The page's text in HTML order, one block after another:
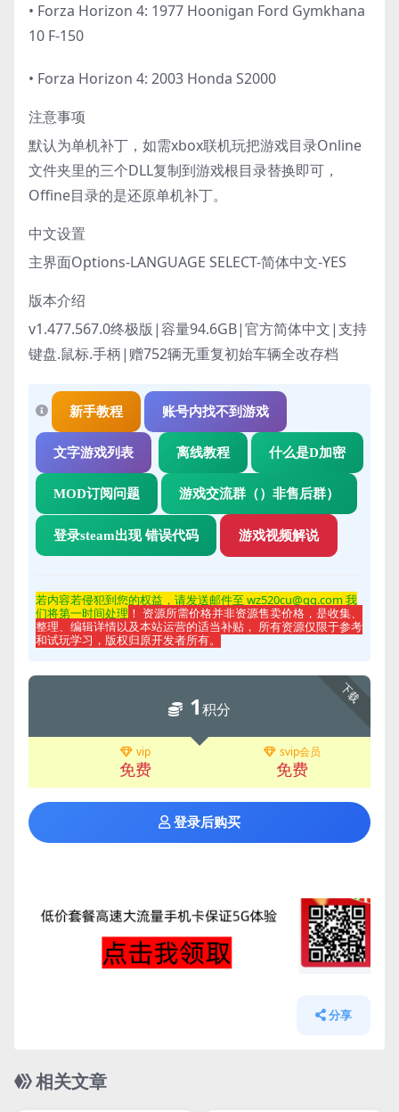
• Forza Horizon 4: 1977 Hoonigan Ford Gymkhana
10 F-150
• Forza Horizon 4: 2003 Honda S2000
注意事项
默认为单机补丁，如需xbox联机玩把游戏目录Online
文件夹里的三个DLL复制到游戏根目录替换即可，
Offine目录的是还原单机补丁。
中文设置
主界面Options-LANGUAGE SELECT-简体中文-YES
版本介绍
v1.477.567.0终极版|容量94.6GB|官方简体中文|支持
键盘.鼠标.手柄|赠752辆无重复初始车辆全改存档
新手教程 账号内找不到游戏
文字游戏列表 离线教程 什么是D加密
MOD订阅问题 游戏交流群（）非售后群）
登录steam出现 错误代码 游戏视频解说
若内容若侵犯到您的权益，请发送邮件至 wz520cu@qq.com 我
们将第一时间处理 ！ 资源所需价格并非资源售卖价格，是收集、
整理、编辑详情以及本站运营的适当补贴， 所有资源仅限于参考
和试玩学习，版权归原开发者所有。
下载
1积分
vip
免费
svip会员
免费
登录后购买
分享
相关文章